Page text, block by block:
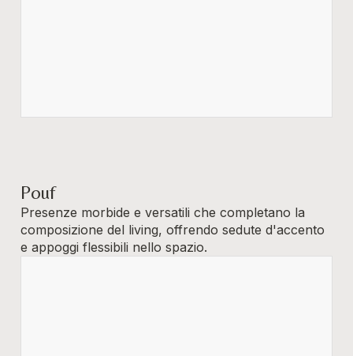
Pouf
Presenze morbide e versatili che completano la
composizione del living, offrendo sedute d'accento
e appoggi flessibili nello spazio.